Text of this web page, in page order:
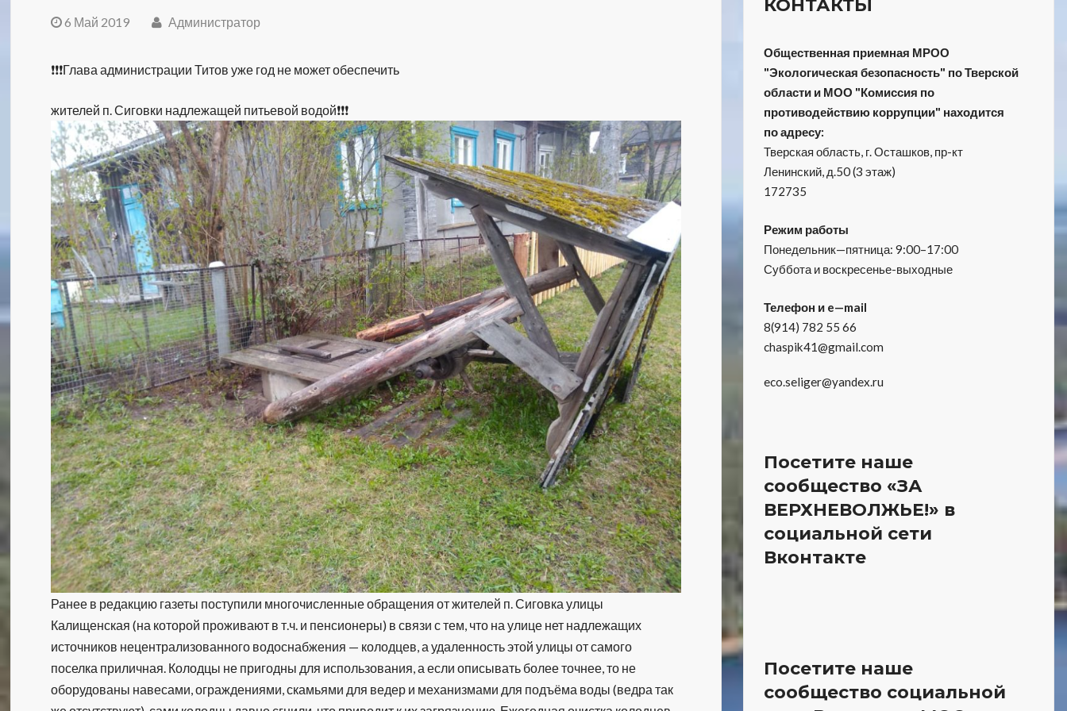
6 Май 2019 Администратор
❗❗❗Глава администрации Титов уже год не может обеспечить
жителей п. Сиговки надлежащей питьевой водой❗❗❗
Ранее в редакцию газеты поступили многочисленные обращения от жителей п. Сиговка улицы
Калищенская (на которой проживают в т.ч. и пенсионеры) в связи с тем, что на улице нет надлежащих
источников нецентрализованного водоснабжения — колодцев, а удаленность этой улицы от самого
поселка приличная. Колодцы не пригодны для использования, а если описывать более точнее, то не
оборудованы навесами, ограждениями, скамьями для ведер и механизмами для подъёма воды (ведра так
КОНТАКТЫ
Общественная приемная МРОО
"Экологическая безопасность" по Тверской
области и МОО "Комиссия по
противодействию коррупции" находится
по адресу:
Тверская область, г. Осташков, пр-кт
Ленинский, д.50 (3 этаж)
172735
Режим работы
Понедельник—пятница: 9:00–17:00
Суббота и воскресенье-выходные
Телефон и e—mail
8(914) 782 55 66
chaspik41@gmail.com
eco.seliger@yandex.ru
Посетите наше
сообщество «ЗА
ВЕРХНЕВОЛЖЬЕ!» в
социальной сети
Вконтакте
Посетите наше
сообщество социальной